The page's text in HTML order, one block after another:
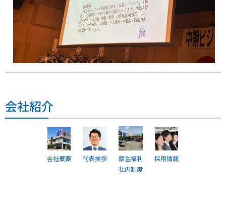
会社紹介
会社概要 代表挨拶
厚生福利
社内制度
採用情報